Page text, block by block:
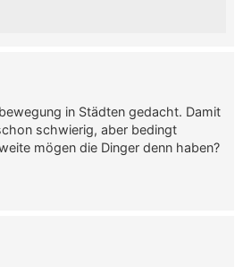
in Städten gedacht. Damit
schwierig, aber bedingt
mögen die Dinger denn haben?